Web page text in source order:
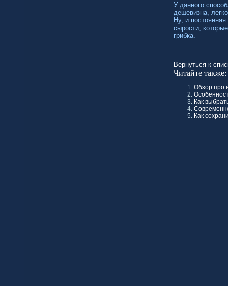
У данного
дешевизна,
Ну, и
сырости,
грибка.
Вернуться к
Читайте также:
Обзор про
Как
Как